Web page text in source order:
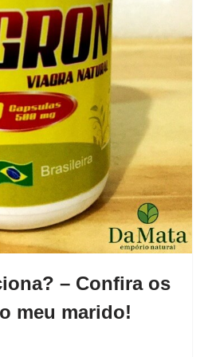
– Confira os
meu marido!